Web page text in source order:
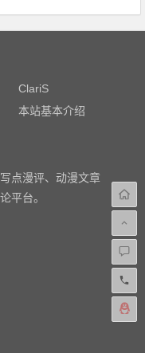
ClariS
本站基本介绍
点漫评、动漫文章
平台。